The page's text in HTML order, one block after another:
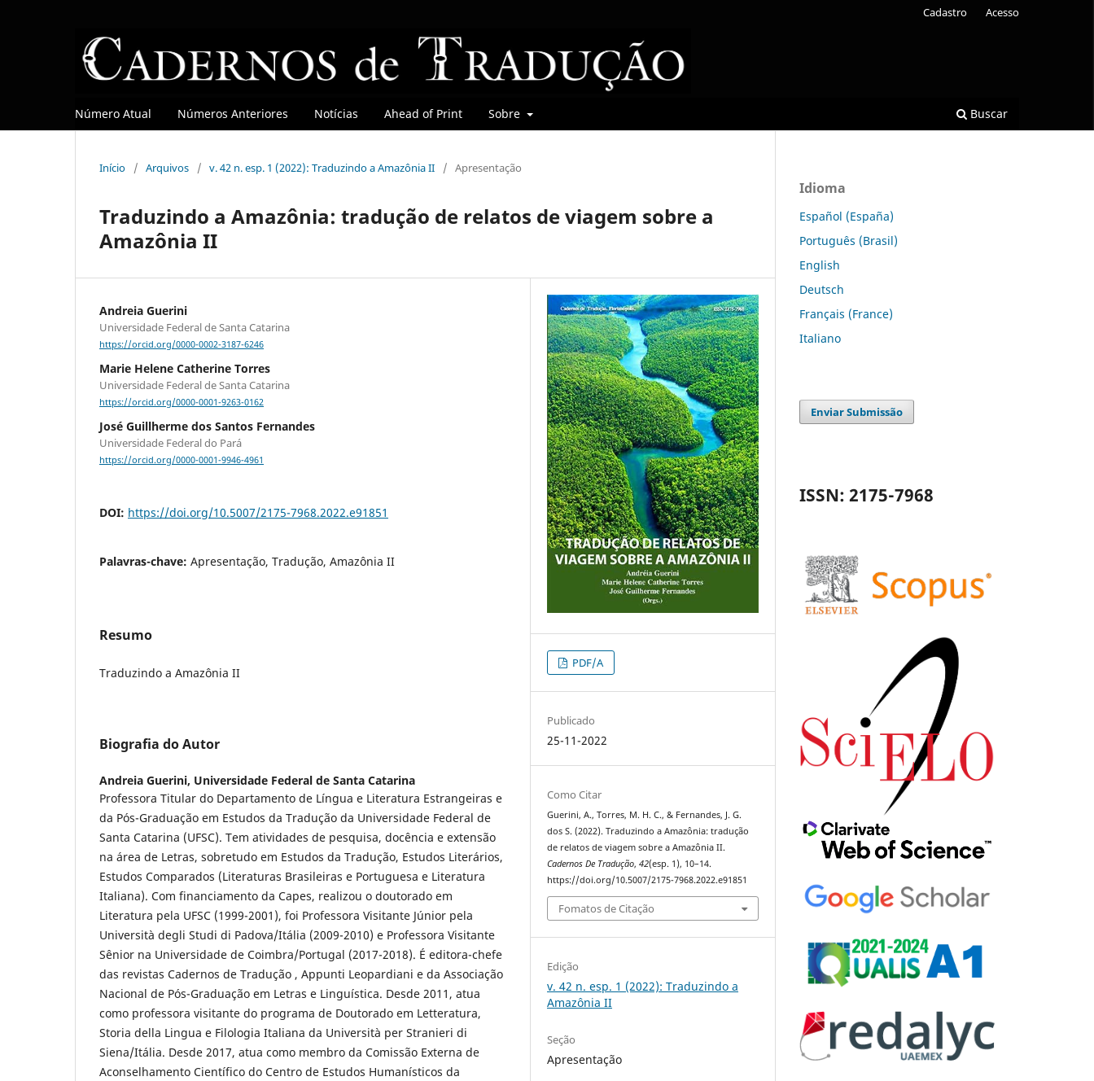
Número Atual Números Anteriores Notícias Ahead of Print Sobre Buscar
Cadastro Acesso
Início / Arquivos / v. 42 n. esp. 1 (2022): Traduzindo a Amazônia II / Apresentação
Traduzindo a Amazônia: tradução de relatos de viagem sobre a
Amazônia II
Andreia Guerini
Universidade Federal de Santa Catarina
https://orcid.org/0000-0002-3187-6246
Marie Helene Catherine Torres
Universidade Federal de Santa Catarina
https://orcid.org/0000-0001-9263-0162
José Guillherme dos Santos Fernandes
Universidade Federal do Pará
https://orcid.org/0000-0001-9946-4961
DOI: https://doi.org/10.5007/2175-7968.2022.e91851
Palavras-chave: Apresentação, Tradução, Amazônia II
Resumo
Traduzindo a Amazônia II
Biografia do Autor
Andreia Guerini, Universidade Federal de Santa Catarina
Professora Titular do Departamento de Língua e Literatura Estrangeiras e
da Pós-Graduação em Estudos da Tradução da Universidade Federal de
Santa Catarina (UFSC). Tem atividades de pesquisa, docência e extensão
na área de Letras, sobretudo em Estudos da Tradução, Estudos Literários,
Estudos Comparados (Literaturas Brasileiras e Portuguesa e Literatura
Italiana). Com financiamento da Capes, realizou o doutorado em
Literatura pela UFSC (1999-2001), foi Professora Visitante Júnior pela
Università degli Studi di Padova/Itália (2009-2010) e Professora Visitante
Sênior na Universidade de Coimbra/Portugal (2017-2018). É editora-chefe
das revistas Cadernos de Tradução , Appunti Leopardiani e da Associação
Nacional de Pós-Graduação em Letras e Linguística. Desde 2011, atua
como professora visitante do programa de Doutorado em Letteratura,
Storia della Lingua e Filologia Italiana da Università per Stranieri di
Siena/Itália. Desde 2017, atua como membro da Comissão Externa de
Aconselhamento Científico do Centro de Estudos Humanísticos da
PDF/A
Publicado
25-11-2022
Como Citar
Guerini, A., Torres, M. H. C., & Fernandes, J. G.
dos S. (2022). Traduzindo a Amazônia: tradução
de relatos de viagem sobre a Amazônia II.
Cadernos De Tradução,42(esp. 1), 10–14.
https://doi.org/10.5007/2175-7968.2022.e91851
Fomatos de Citação
Edição
v. 42 n. esp. 1 (2022): Traduzindo a
Amazônia II
Seção
Apresentação
Idioma
Español (España)
Português (Brasil)
English
Deutsch
Français (France)
Italiano
Enviar Submissão
ISSN: 2175-7968